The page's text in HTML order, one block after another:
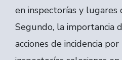
en inspectorías y lugares
Segundo, la importancia
acciones de incidencia